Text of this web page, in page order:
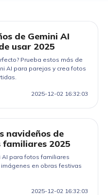
de Gemini AI
usar 2025
Prueba estos más de
AI para parejas y crea fotos
2025-12-02 16:32:03
navideños de
2025
AI para fotos familiares
en obras festivas
2025-12-02 16:32:03